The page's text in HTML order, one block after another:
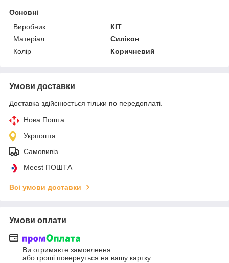
Основні
Виробник
КІТ
Матеріал
Силікон
Колір
Коричневий
Умови доставки
Доставка здійснюється тільки по передоплаті.
Нова Пошта
Укрпошта
Самовивіз
Meest ПОШТА
Всі умови доставки
Умови оплати
Ви отримаєте замовлення
або гроші повернуться на вашу картку